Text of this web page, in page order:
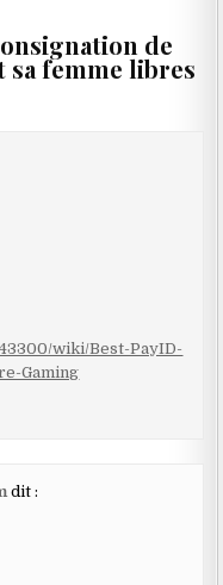
de
sa femme libres
wiki/Best-PayID-
Gaming
dit :